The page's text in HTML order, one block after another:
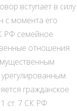
вступает в силу
с момента его
РФ семейное
отношения
гражданское
1 ст. 7 СК РФ